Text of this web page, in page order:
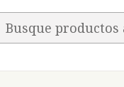
GRATIS EN TODA